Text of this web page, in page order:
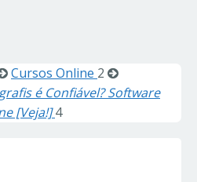
Cursos Online 2
é Confiável? Software
[Veja!] 4